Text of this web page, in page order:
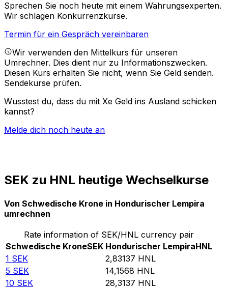
Sprechen Sie noch heute mit einem Währungsexperten.
Wir schlagen Konkurrenzkurse.
Termin für ein Gespräch vereinbaren
Wir verwenden den Mittelkurs für unseren
Umrechner. Dies dient nur zu Informationszwecken.
Diesen Kurs erhalten Sie nicht, wenn Sie Geld senden.
Sendekurse prüfen.
Wusstest du, dass du mit Xe Geld ins Ausland schicken
kannst?
Melde dich noch heute an
SEK zu HNL heutige Wechselkurse
Von Schwedische Krone in Hondurischer Lempira
umrechnen
Rate information of SEK/HNL currency pair
Schwedische KroneSEK Hondurischer LempiraHNL
1 SEK 2,83137 HNL
5 SEK 14,1568 HNL
10 SEK 28,3137 HNL